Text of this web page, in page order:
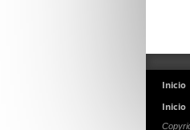
Inicio
Inicio